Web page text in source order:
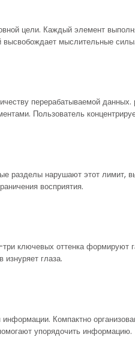
цели. Каждый элемент
высвобождает мыслительные силы.
перерабатываемой
Пользователь
разделы нарушают этот лимит,
восприятия.
ключевых оттенка формируют
изнуряет глаза.
Компактно
упорядочить информацию.